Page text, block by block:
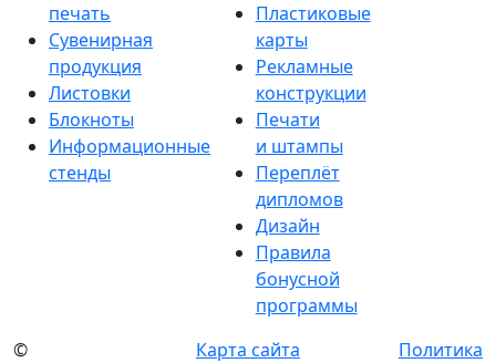
печать
Сувенирная
продукция
Листовки
Блокноты
Информационные
стенды
Пластиковые
карты
Рекламные
конструкции
Печати
и штампы
Переплёт
дипломов
Дизайн
Правила
бонусной
программы
©
Карта сайта
Политика